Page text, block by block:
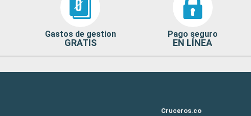
Gastos de gestion
GRATIS
Pago seguro
EN LÍNEA
Cruceros.co